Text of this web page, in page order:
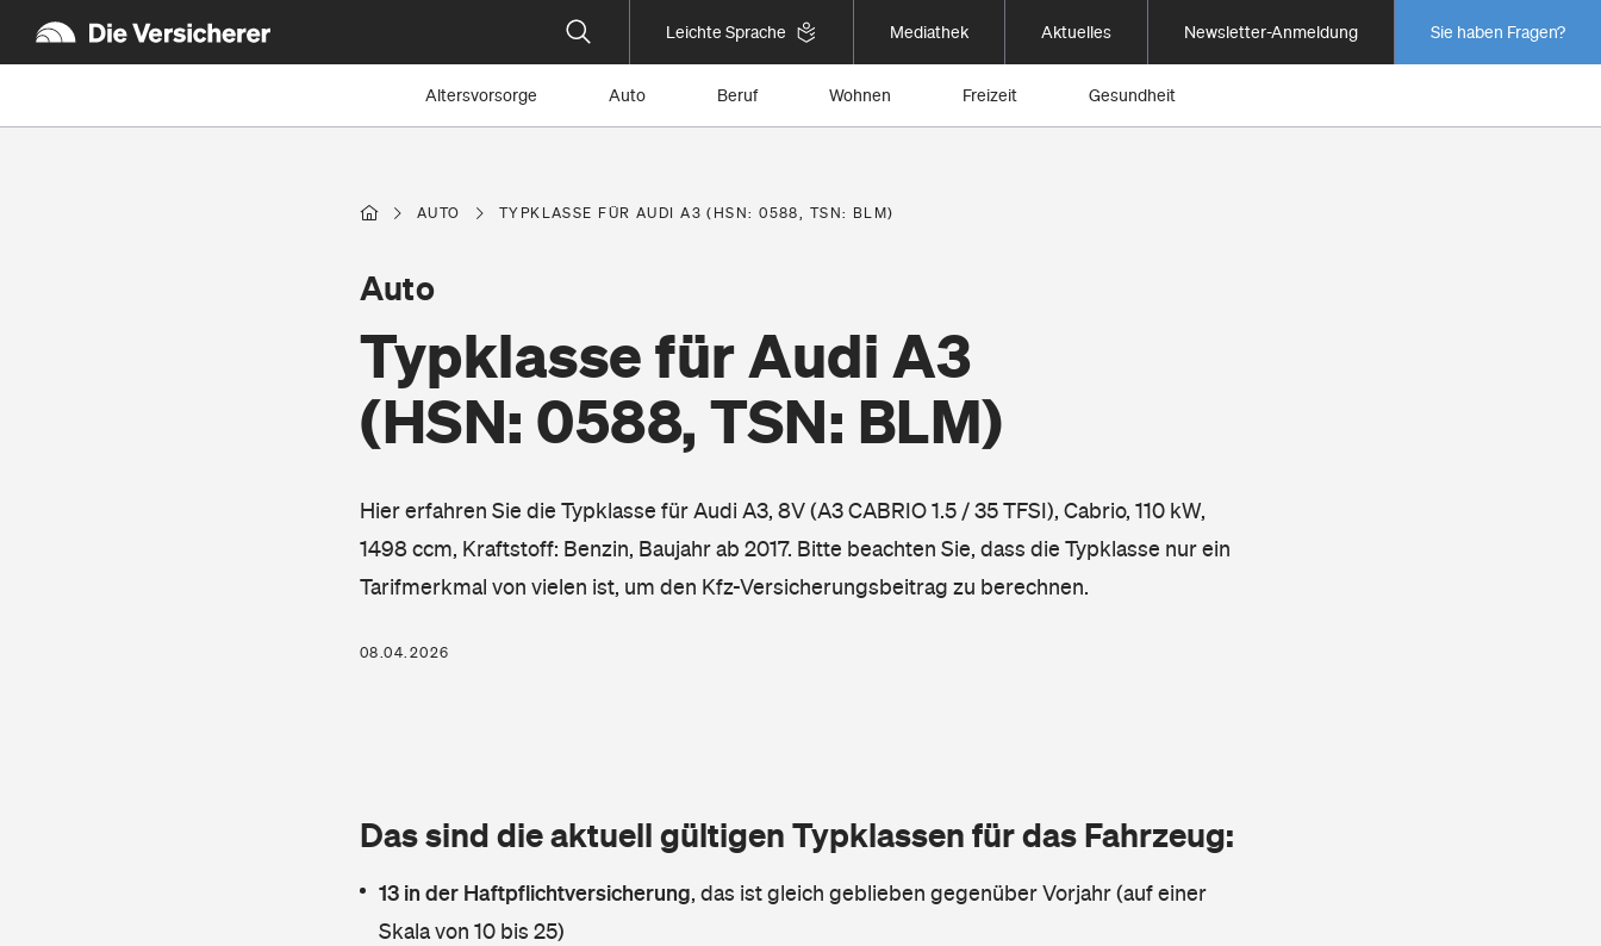
Leichte Sprache Mediathek Aktuelles Newsletter-Anmeldung Sie haben Fragen?
Altersvorsorge Auto Beruf Wohnen Freizeit Gesundheit
AUTO TYPKLASSE FÜR AUDI A3 (HSN: 0588, TSN: BLM)
Typklasse für Audi A3
(HSN: 0588, TSN: BLM)
Auto
Hier erfahren Sie die Typklasse für Audi A3, 8V (A3 CABRIO 1.5 / 35 TFSI), Cabrio, 110 kW,
1498 ccm, Kraftstoff: Benzin, Baujahr ab 2017. Bitte beachten Sie, dass die Typklasse nur ein
Tarifmerkmal von vielen ist, um den Kfz-Versicherungsbeitrag zu berechnen.
08.04.2026
Das sind die aktuell gültigen Typklassen für das Fahrzeug:
13 in der Haftpflichtversicherung, das ist gleich geblieben gegenüber Vorjahr (auf einer
Skala von 10 bis 25)